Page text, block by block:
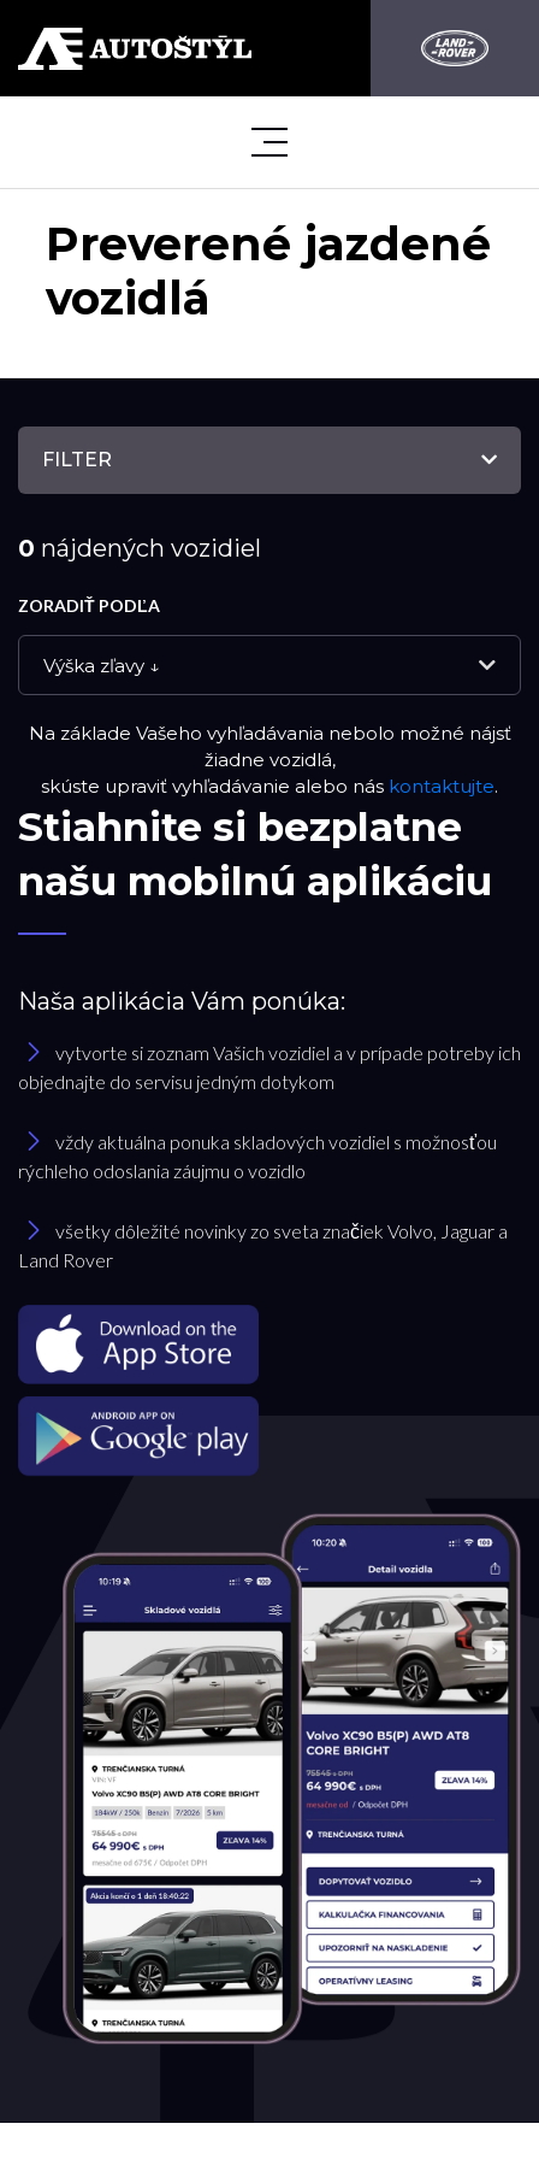
Preverené jazdené
vozidlá
FILTER
0 nájdených vozidiel
ZORADIŤ PODĽA
Výška zľavy ↓
DEMO VOZIDLÁ
APPROVED VOZIDLÁ
Značka
všetky
Pobočka
Bratislava
Trnava
Akciová ponuka
všetky
Benzín
Benzín+LPG
Diesel
Elektromobil
Hybrid
Mild hybrid benzín
Mild hybrid diesel
Prevodovka
Na základe Vašeho vyhľadávania nebolo možné nájsť
žiadne vozidlá,
skúste upraviť vyhľadávanie alebo nás kontaktujte.
Stiahnite si bezplatne
našu mobilnú aplikáciu
Naša aplikácia Vám ponúka:
vytvorte si zoznam Vašich vozidiel a v prípade potreby ich
objednajte do servisu jedným dotykom
vždy aktuálna ponuka skladových vozidiel s možnosťou
rýchleho odoslania záujmu o vozidlo
všetky dôležité novinky zo sveta značiek Volvo, Jaguar a
Land Rover